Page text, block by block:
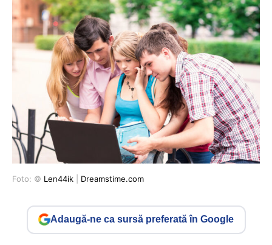
Foto: © Len44ik Dreamstime.com
Adaugă-ne ca sursă preferată în Google